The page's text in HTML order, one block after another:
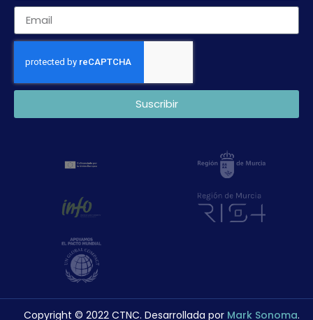
Suscribir
Copyright © 2022 CTNC. Desarrollada por Mark Sonoma.